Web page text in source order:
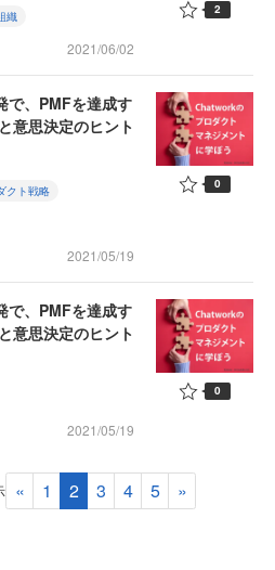
織
2021/06/02
2
で、PMFを達成す
意思決定のヒント
クト戦略
2021/05/19
0
で、PMFを達成す
意思決定のヒント
2021/05/19
0
« 1 2 3 4 5 »